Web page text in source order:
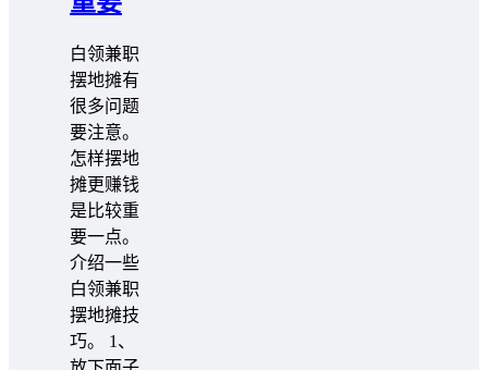
白领兼职
摆地摊有
很多问题
要注意。
怎样摆地
摊更赚钱
是比较重
要一点。
介绍一些
白领兼职
摆地摊技
巧。 1、